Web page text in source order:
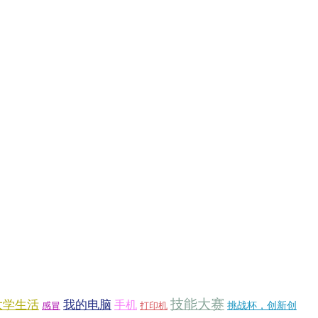
学生活 感冒 我的电脑 手机 打印机 技能大赛 挑战杯，创新创